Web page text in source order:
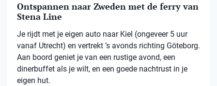
Ontspannen naar Zweden met de ferry van
Stena Line
Je rijdt met je eigen auto naar Kiel (ongeveer 5 uur
vanaf Utrecht) en vertrekt ’s avonds richting Göteborg.
Aan boord geniet je van een rustige avond, een
dinerbuffet als je wilt, en een goede nachtrust in je
eigen hut.